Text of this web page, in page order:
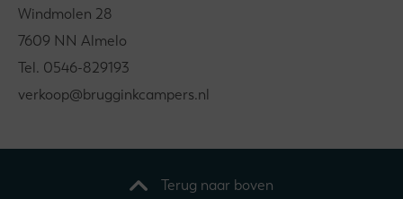
Windmolen 28
7609 NN Almelo
Tel. 0546-829193
verkoop@brugginkcampers.nl
Terug naar boven